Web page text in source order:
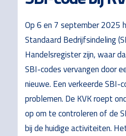
Op 6 en 7 september 2025
Standaard Bedrijfsindeling
Handelsregister zijn, waar
SBI-codes vervangen door
nieuwe. Een verkeerde SBI-
problemen. De KVK roept
op om te controleren of de
bij de huidige activiteiten.